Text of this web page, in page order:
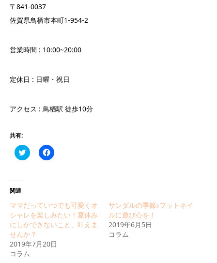
〒841-0037
佐賀県鳥栖市本町1-954-2
営業時間 : 10:00~20:00
定休日 : 日曜・祝日
アクセス : 鳥栖駅 徒歩10分
共有:
Click
to
ウ
ィ
ン
ド
ウ
で
開
き
ま
す)
Facebook
で
ク
リ
ッ
ク
し
く
だ
関連
ママだっていつでも可愛くオ
シャレを楽しみたい！夏休み
にしかできないこと、叶えま
せんか？
2019年7月20日
コラム
サンダルの季節♪フットネイ
ルに遊び心を！
2019年6月5日
コラム